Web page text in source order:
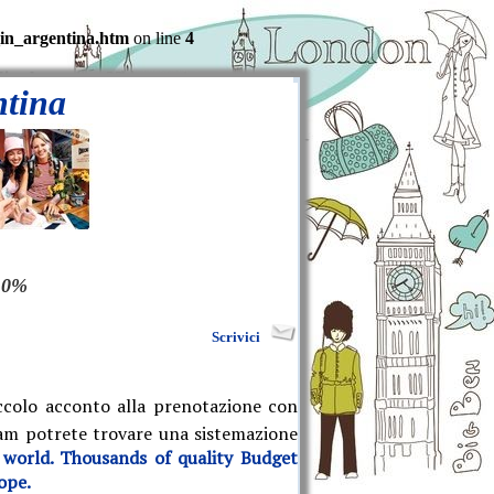
on line4
on line22
Scrivici
acconto alla prenotazione con
potrete trovare una sistemazione
Thousands of quality Budget